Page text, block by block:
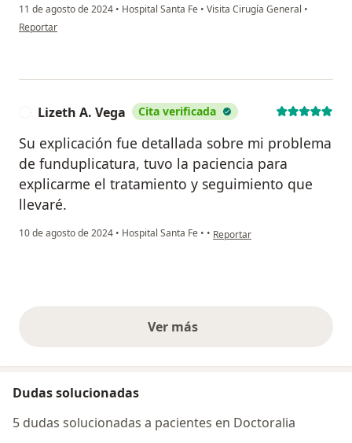
11 de agosto de 2024 • Hospital Santa Fe • Visita Cirugía General •
en opinión del usuario RL
Reportar
Lizeth A. Vega Cita verificada
Su explicación fue detallada sobre mi problema
de funduplicatura, tuvo la paciencia para
explicarme el tratamiento y seguimiento que
llevaré.
10 de agosto de 2024 • Hospital Santa Fe • • en opinión del usuario Lizeth A.
Reportar
Ver másopiniones anteriores
Dudas solucionadas
5 dudas solucionadas a pacientes en Doctoralia